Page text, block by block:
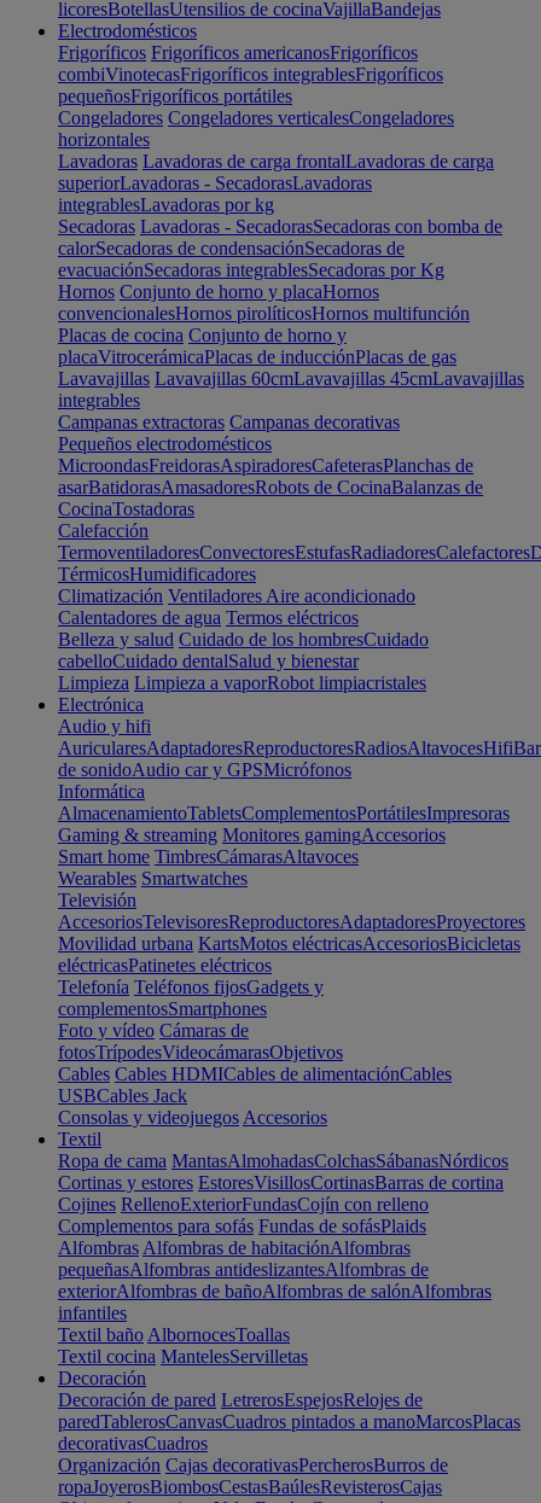
licoresBotellasUtensilios de cocinaVajillaBandejas
Electrodomésticos
Frigoríficos Frigoríficos americanosFrigoríficos
combiVinotecasFrigoríficos integrablesFrigoríficos
pequeñosFrigoríficos portátiles
Congeladores Congeladores verticalesCongeladores
horizontales
Lavadoras Lavadoras de carga frontalLavadoras de carga
superiorLavadoras - SecadorasLavadoras
integrablesLavadoras por kg
Secadoras Lavadoras - SecadorasSecadoras con bomba de
calorSecadoras de condensaciónSecadoras de
evacuaciónSecadoras integrablesSecadoras por Kg
Hornos Conjunto de horno y placaHornos
convencionalesHornos pirolíticosHornos multifunción
Placas de cocina Conjunto de horno y
placaVitrocerámicaPlacas de inducciónPlacas de gas
Lavavajillas Lavavajillas 60cmLavavajillas 45cmLavavajillas
integrables
Campanas extractoras Campanas decorativas
Pequeños electrodomésticos
MicroondasFreidorasAspiradoresCafeterasPlanchas de
asarBatidorasAmasadoresRobots de CocinaBalanzas de
CocinaTostadoras
Calefacción
TermoventiladoresConvectoresEstufasRadiadoresCalefactores
TérmicosHumidificadores
Climatización Ventiladores Aire acondicionado
Calentadores de agua Termos eléctricos
Belleza y salud Cuidado de los hombresCuidado
cabelloCuidado dentalSalud y bienestar
Limpieza Limpieza a vaporRobot limpiacristales
Electrónica
Audio y hifi
AuricularesAdaptadoresReproductoresRadiosAltavocesHifi
de sonidoAudio car y GPSMicrófonos
Informática
AlmacenamientoTabletsComplementosPortátilesImpresoras
Gaming & streaming Monitores gamingAccesorios
Smart home TimbresCámarasAltavoces
Wearables Smartwatches
Televisión
AccesoriosTelevisoresReproductoresAdaptadoresProyectores
Movilidad urbana KartsMotos eléctricasAccesoriosBicicletas
eléctricasPatinetes eléctricos
Telefonía Teléfonos fijosGadgets y
complementosSmartphones
Foto y vídeo Cámaras de
fotosTrípodesVideocámarasObjetivos
Cables Cables HDMICables de alimentaciónCables
USBCables Jack
Consolas y videojuegos Accesorios
Textil
Ropa de cama MantasAlmohadasColchasSábanasNórdicos
Cortinas y estores EstoresVisillosCortinasBarras de cortina
Cojines RellenoExteriorFundasCojín con relleno
Complementos para sofás Fundas de sofásPlaids
Alfombras Alfombras de habitaciónAlfombras
pequeñasAlfombras antideslizantesAlfombras de
exteriorAlfombras de bañoAlfombras de salónAlfombras
infantiles
Textil baño AlbornocesToallas
Textil cocina MantelesServilletas
Decoración
Decoración de pared LetrerosEspejosRelojes de
paredTablerosCanvasCuadros pintados a manoMarcosPlacas
decorativasCuadros
Organización Cajas decorativasPercherosBurros de
ropaJoyerosBiombosCestasBaúlesRevisterosCajas